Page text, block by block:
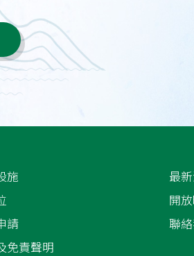
施
請
免責聲明
最
開
聯